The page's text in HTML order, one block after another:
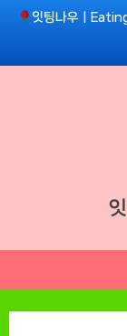
Skip
content
잇팅나우ㅣ